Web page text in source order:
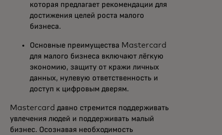
которая предлагает рекомендации для
достижения целей роста малого
бизнеса.
Основные преимущества Mastercard
для малого бизнеса включают лёгкую
экономию, защиту от кражи личных
данных, нулевую ответственность и
доступ к цифровым дверям.
Mastercard давно стремится поддерживать
увлечения людей и поддерживать малый
бизнес. Осознавая необходимость